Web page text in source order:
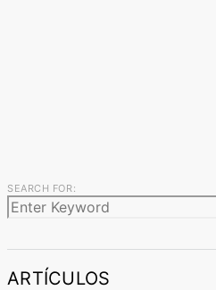
SEARCH FOR:
ARTÍCULOS